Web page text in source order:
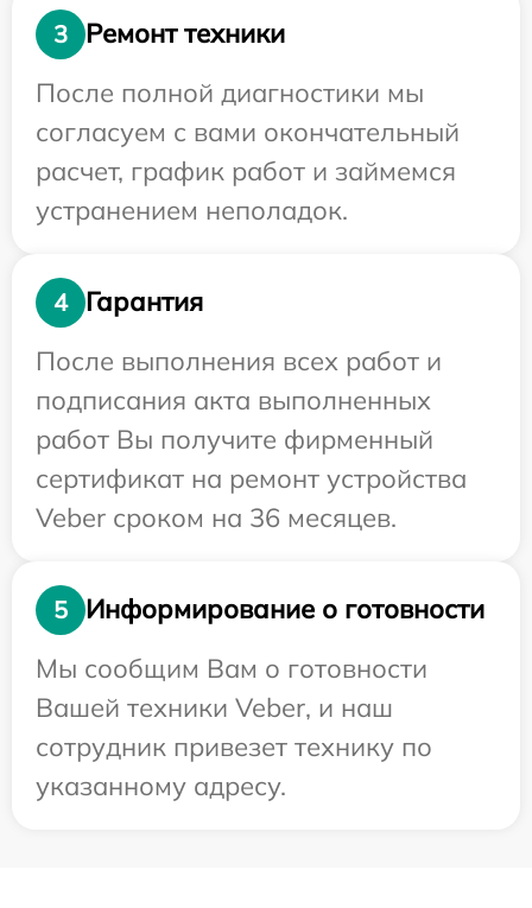
3
Ремонт техники
После полной диагностики мы
согласуем с вами окончательный
расчет, график работ и займемся
устранением неполадок.
4
Гарантия
После выполнения всех работ и
подписания акта выполненных
работ Вы получите фирменный
сертификат на ремонт устройства
Veber сроком на 36 месяцев.
5
Информирование о готовности
Мы сообщим Вам о готовности
Вашей техники Veber, и наш
сотрудник привезет технику по
указанному адресу.